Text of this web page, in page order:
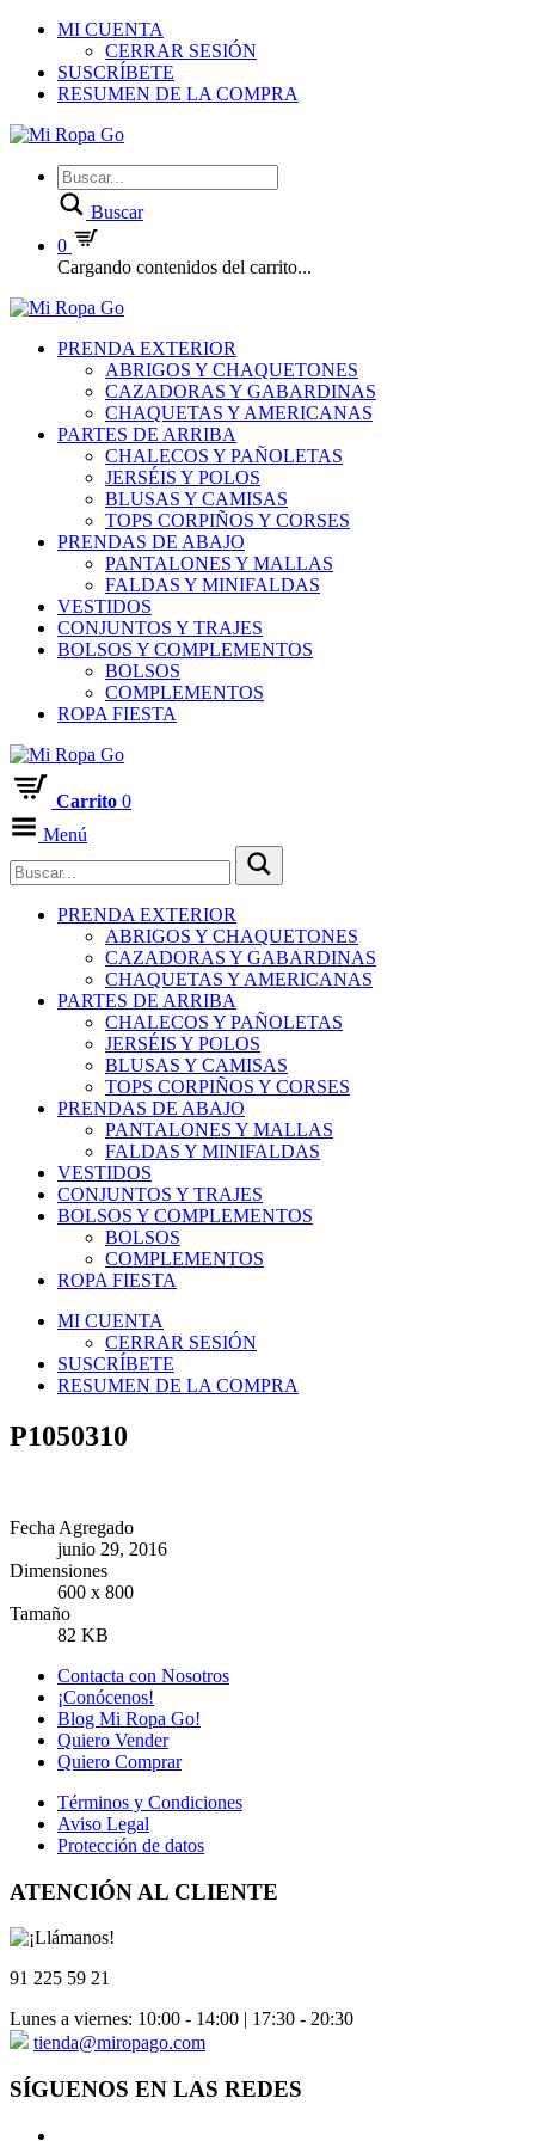
MI CUENTA
CERRAR SESIÓN
SUSCRÍBETE
RESUMEN DE LA COMPRA
Buscar
0
Cargando contenidos del carrito...
PRENDA EXTERIOR
ABRIGOS Y CHAQUETONES
CAZADORAS Y GABARDINAS
CHAQUETAS Y AMERICANAS
PARTES DE ARRIBA
CHALECOS Y PAÑOLETAS
JERSÉIS Y POLOS
BLUSAS Y CAMISAS
TOPS CORPIÑOS Y CORSES
PRENDAS DE ABAJO
PANTALONES Y MALLAS
FALDAS Y MINIFALDAS
VESTIDOS
CONJUNTOS Y TRAJES
BOLSOS Y COMPLEMENTOS
BOLSOS
COMPLEMENTOS
ROPA FIESTA
Carrito 0
Menú
PRENDA EXTERIOR
ABRIGOS Y CHAQUETONES
CAZADORAS Y GABARDINAS
CHAQUETAS Y AMERICANAS
PARTES DE ARRIBA
CHALECOS Y PAÑOLETAS
JERSÉIS Y POLOS
BLUSAS Y CAMISAS
TOPS CORPIÑOS Y CORSES
PRENDAS DE ABAJO
PANTALONES Y MALLAS
FALDAS Y MINIFALDAS
VESTIDOS
CONJUNTOS Y TRAJES
BOLSOS Y COMPLEMENTOS
BOLSOS
COMPLEMENTOS
ROPA FIESTA
MI CUENTA
CERRAR SESIÓN
SUSCRÍBETE
RESUMEN DE LA COMPRA
P1050310
Fecha Agregado
junio 29, 2016
Dimensiones
600 x 800
Tamaño
82 KB
Contacta con Nosotros
¡Conócenos!
Blog Mi Ropa Go!
Quiero Vender
Quiero Comprar
Términos y Condiciones
Aviso Legal
Protección de datos
ATENCIÓN AL CLIENTE
91 225 59 21
Lunes a viernes: 10:00 - 14:00 | 17:30 - 20:30
tienda@miropago.com
SÍGUENOS EN LAS REDES